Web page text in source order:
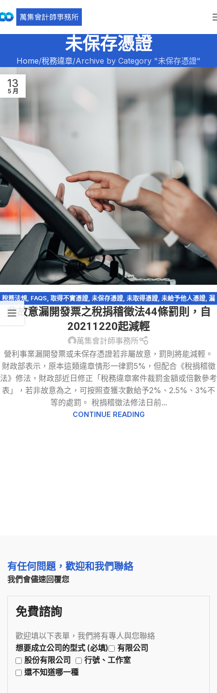
未保存憑證
Home 稅務違章 Archive by Category "未保存憑證"
13
5 月
稅務法規, FAQS, 取得不實憑證, 未保存憑證, 未取得憑證, 未給予他人憑證, 漏
開發票,稅務違章,稅捐稽徵法,虛設行號, 逃漏稅
非故意漏開發票之稅捐稽徵法44條罰則，自
20211220起減輕
萬集會計師事務所
營利事業漏開發票或未保存憑證若非屬故意，罰則將能減輕。
財政部表示，原本這類違章情形一律罰5%，但配合《稅捐稽徵
法》修法，財政部近日修正「稅務違章案件裁罰金額或倍數參考
表」，若非故意為之，可按照查獲次數給予2%、2.5%、3%不
等的處罰。 稅捐稽徵法修法日前...
CONTINUE READING
有任何問題，歡迎和我們聯絡
我們會儘速回覆您
免費諮詢
歡迎填以下表單，我們將有專人與您聯絡
想要成立公司的型式 (必填)
有限公司
股份有限公司
行號、工作室
還不知道哪一種